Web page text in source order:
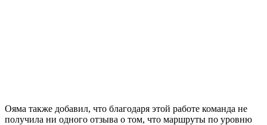
Ояма также добавил, что благодаря этой работе команда не
получила ни одного отзыва о том, что маршруты по уровню